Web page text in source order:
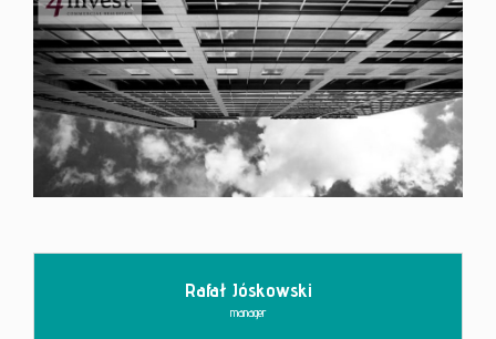
Kontakt
Rafał Jóskowski
manager